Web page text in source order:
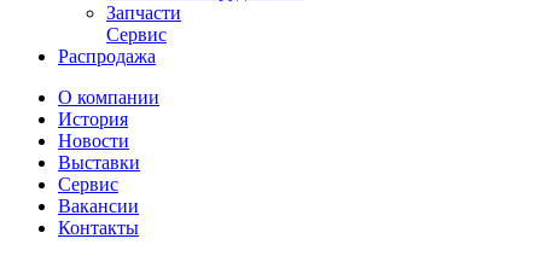
Запчасти
Сервис
Распродажа
О компании
История
Новости
Выставки
Сервис
Вакансии
Контакты